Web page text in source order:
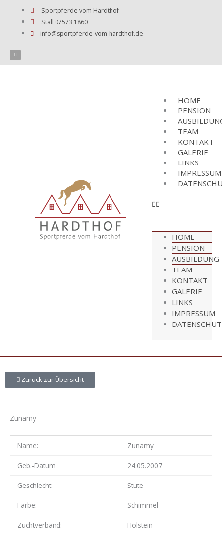
springen
Sportpferde vom Hardthof
Stall 07573 1860
info@sportpferde-vom-hardthof.de
F
a
c
e
HOME
PENSION
TEAM
KONTAKT
GALERIE
LINKS
IMPRESSUM
HOME
PENSION
AUSBILDUNG
TEAM
KONTAKT
GALERIE
LINKS
IMPRESSUM
Zurück zur Übersicht
Zunamy
Name: Zuna­my
Geb.-Datum: 24.05.2007
Geschlecht: Stu­te
Far­be: Schim­mel
Zucht­ver­band: Hol­stein